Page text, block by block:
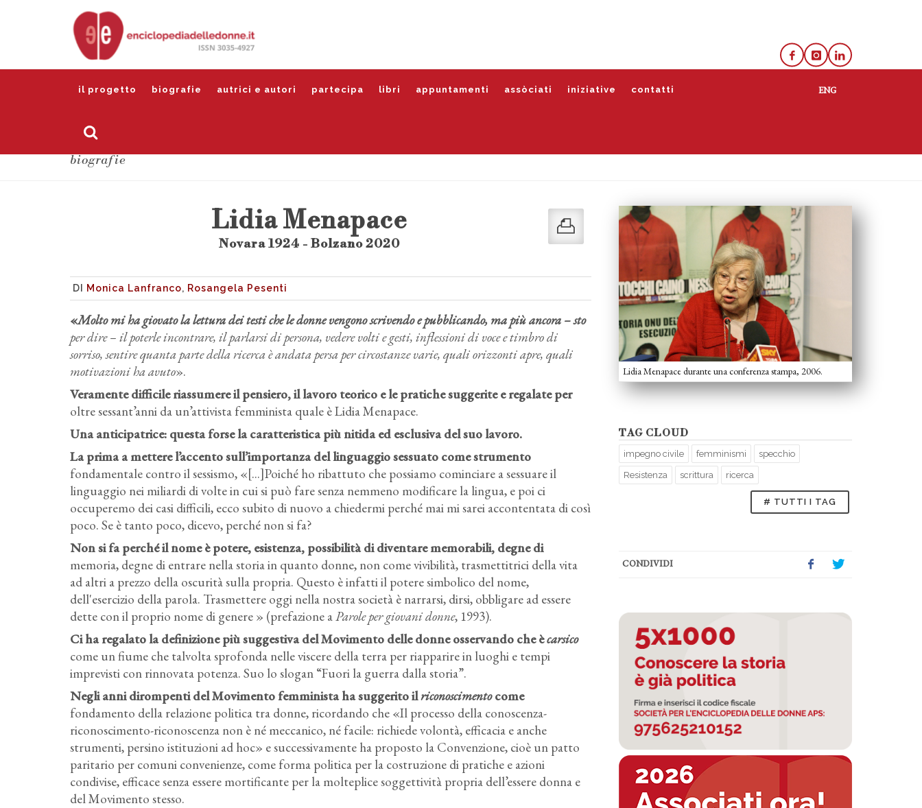
il progetto biografie autrici e autori partecipa libri appuntamenti assòciati iniziative contatti
biografie
Lidia Menapace durante una conferenza stampa, 2006.
TAG CLOUD
impegno civile femminismi specchio
Resistenza scrittura ricerca
# TUTTI I TAG
CONDIVIDI
Lidia Menapace
Novara 1924 - Bolzano 2020
DI Monica Lanfranco, Rosangela Pesenti
«Molto mi ha giovato la lettura dei testi che le donne vengono scrivendo e pubblicando, ma più ancora – sto
per dire – il poterle incontrare, il parlarsi di persona, vedere volti e gesti, inflessioni di voce e timbro di
sorriso, sentire quanta parte della ricerca è andata persa per circostanze varie, quali orizzonti apre, quali
motivazioni ha avuto».
Veramente difficile riassumere il pensiero, il lavoro teorico e le pratiche suggerite e regalate per
oltre sessant’anni da un’attivista femminista quale è Lidia Menapace.
Una anticipatrice: questa forse la caratteristica più nitida ed esclusiva del suo lavoro.
La prima a mettere l’accento sull’importanza del linguaggio sessuato come strumento
fondamentale contro il sessismo, «[...]Poiché ho ribattuto che possiamo cominciare a sessuare il
linguaggio nei miliardi di volte in cui si può fare senza nemmeno modificare la lingua, e poi ci
occuperemo dei casi difficili, ecco subito di nuovo a chiedermi perché mai mi sarei accontentata di così
poco. Se è tanto poco, dicevo, perché non si fa?
Non si fa perché il nome è potere, esistenza, possibilità di diventare memorabili, degne di
memoria, degne di entrare nella storia in quanto donne, non come vivibilità, trasmettitrici della vita
ad altri a prezzo della oscurità sulla propria. Questo è infatti il potere simbolico del nome,
dell'esercizio della parola. Trasmettere oggi nella nostra società è narrarsi, dirsi, obbligare ad essere
dette con il proprio nome di genere » (prefazione aParole per giovani donne, 1993).
Ci ha regalato la definizione più suggestiva del Movimento delle donne osservando che ècarsico
come un fiume che talvolta sprofonda nelle viscere della terra per riapparire in luoghi e tempi
imprevisti con rinnovata potenza. Suo lo slogan “Fuori la guerra dalla storia”.
Negli anni dirompenti del Movimento femminista ha suggerito ilriconoscimentocome
fondamento della relazione politica tra donne, ricordando che «Il processo della conoscenza-
riconoscimento-riconoscenza non è né meccanico, né facile: richiede volontà, efficacia e anche
strumenti, persino istituzioni ad hoc» e successivamente ha proposto la Convenzione, cioè un patto
paritario per comuni convenienze, come forma politica per la costruzione di pratiche e azioni
condivise, efficace senza essere mortificante per la molteplice soggettività propria dell’essere donna e
del Movimento stesso.